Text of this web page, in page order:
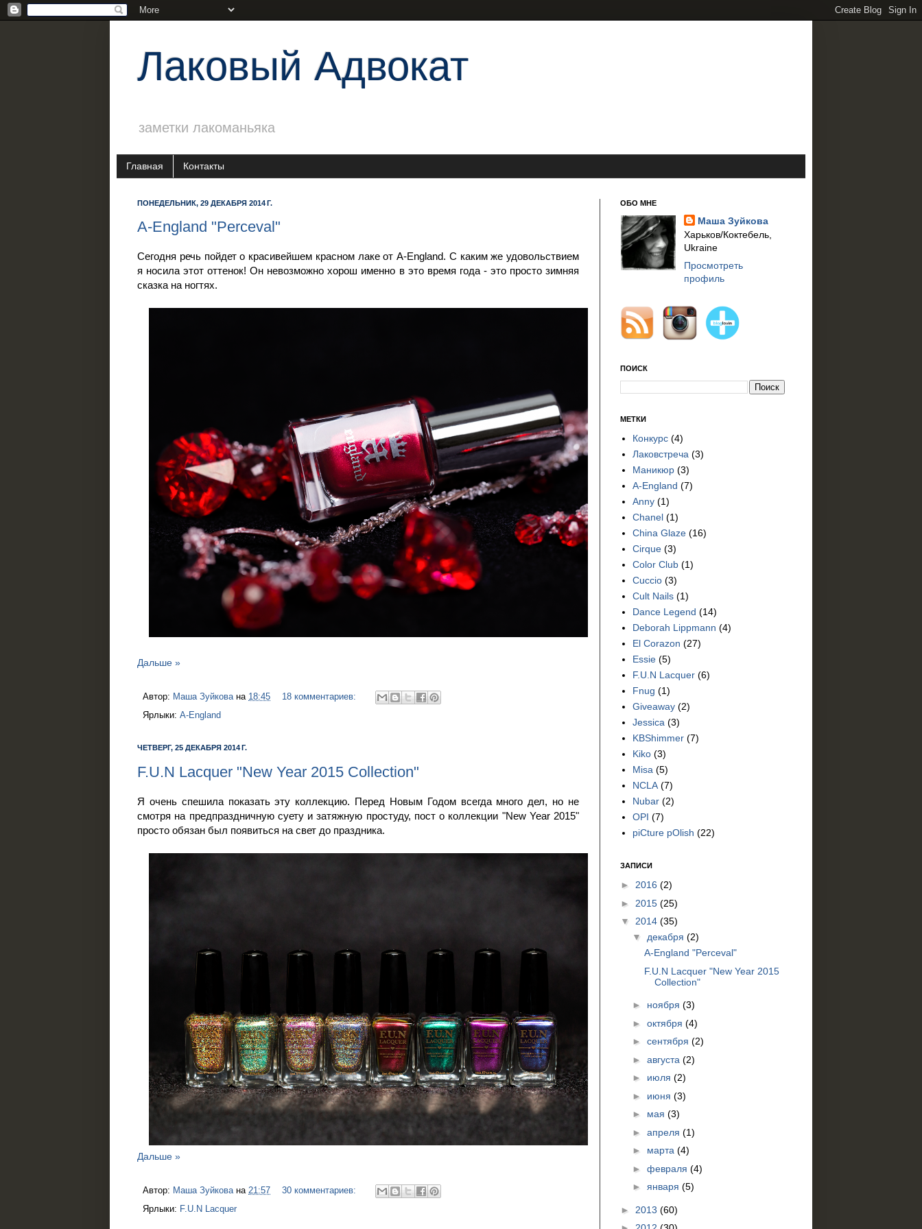
Лаковый Адвокат
заметки лакоманьяка
Главная Контакты
ПОНЕДЕЛЬНИК, 29 ДЕКАБРЯ 2014 Г.
A-England "Perceval"
Сегодня речь пойдет о красивейшем красном лаке от A-England. С каким же удовольствием
я носила этот оттенок! Он невозможно хорош именно в это время года - это просто зимняя
сказка на ногтях.
Дальше »
Автор: Маша Зуйкова на 18:45
18 комментариев:
Ярлыки: A-England
ЧЕТВЕРГ, 25 ДЕКАБРЯ 2014 Г.
F.U.N Lacquer "New Year 2015 Collection"
Я очень спешила показать эту коллекцию. Перед Новым Годом всегда много дел, но не
смотря на предпраздничную суету и затяжную простуду, пост о коллекции "New Year 2015"
просто обязан был появиться на свет до праздника.
Дальше »
Автор: Маша Зуйкова на 21:57
30 комментариев:
Ярлыки: F.U.N Lacquer
ОБО МНЕ
Маша Зуйкова
Харьков/Коктебель,
Ukraine
Просмотреть
профиль
ПОИСК
МЕТКИ
Конкурс (4)
Лаковстреча (3)
Маникюр (3)
A-England (7)
Anny (1)
Chanel (1)
China Glaze (16)
Cirque (3)
Color Club (1)
Cuccio (3)
Cult Nails (1)
Dance Legend (14)
Deborah Lippmann (4)
El Corazon (27)
Essie (5)
F.U.N Lacquer (6)
Fnug (1)
Giveaway (2)
Jessica (3)
KBShimmer (7)
Kiko (3)
Misa (5)
NCLA (7)
Nubar (2)
OPI (7)
piCture pOlish (22)
ЗАПИСИ
► 2016 (2)
► 2015 (25)
▼ 2014 (35)
▼ декабря (2)
A-England "Perceval"
F.U.N Lacquer "New Year 2015
Collection"
► ноября (3)
► октября (4)
► сентября (2)
► августа (2)
► июля (2)
► июня (3)
► мая (3)
► апреля (1)
► марта (4)
► февраля (4)
► января (5)
► 2013 (60)